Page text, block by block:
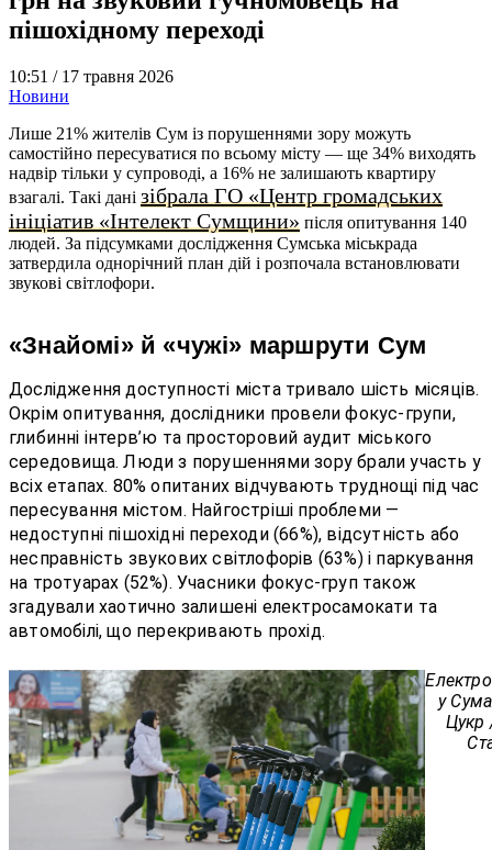
пішохідному переході
10:51 / 17 травня 2026
Новини
Лише 21% жителів Сум із порушеннями зору можуть
самостійно пересуватися по всьому місту — ще 34% виходять
надвір тільки у супроводі, а 16% не залишають квартиру
взагалі. Такі дані зібрала ГО «Центр громадських
ініціатив «Інтелект Сумщини» після опитування 140
людей. За підсумками дослідження Сумська міськрада
затвердила однорічний план дій і розпочала встановлювати
звукові світлофори.
«Знайомі» й «чужі» маршрути Сум
Дослідження доступності міста тривало шість місяців.
Окрім опитування, дослідники провели фокус-групи,
глибинні інтерв’ю та просторовий аудит міського
середовища. Люди з порушеннями зору брали участь у
всіх етапах. 80% опитаних відчувають труднощі під час
пересування містом. Найгостріші проблеми —
недоступні пішохідні переходи (66%), відсутність або
несправність звукових світлофорів (63%) і паркування
на тротуарах (52%). Учасники фокус-груп також
згадували хаотично залишені електросамокати та
автомобілі, що перекривають прохід.
у
Цукр